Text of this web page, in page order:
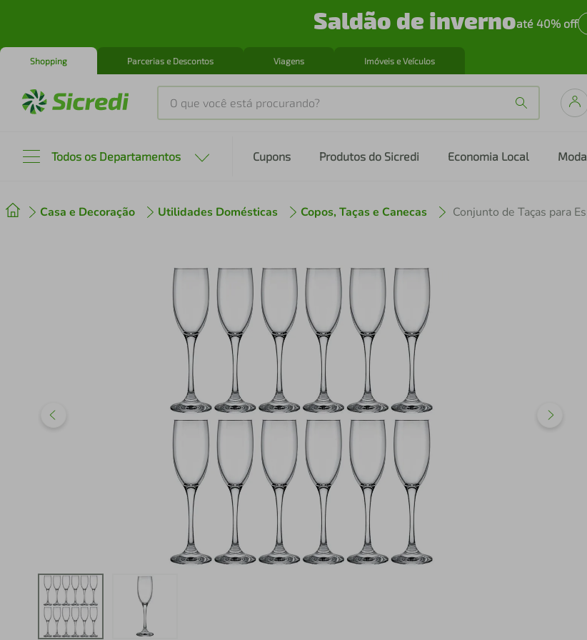
Saldão de invernoaté 40% off
Shopping Parcerias e Descontos Viagens Imóveis e Veículos
O que você está procurando?
Todos os Departamentos Cupons Produtos do Sicredi Economia Local Moda
Casa e Decoração Utilidades Domésticas Copos, Taças e Canecas
º cafeteira
iphone